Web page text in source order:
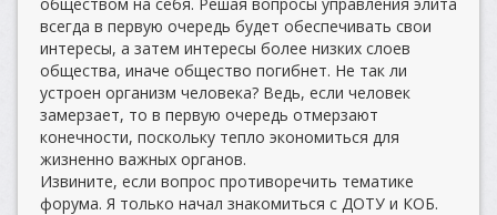
всегда в первую очередь будет обеспечивать свои
интересы, а затем интересы более низких слоев
общества, иначе общество погибнет. Не так ли
устроен организм человека? Ведь, если человек
замерзает, то в первую очередь отмерзают
конечности, поскольку тепло экономиться для
жизненно важных органов.
Извините, если вопрос противоречить тематике
форума. Я только начал знакомиться с ДОТУ и КОБ.